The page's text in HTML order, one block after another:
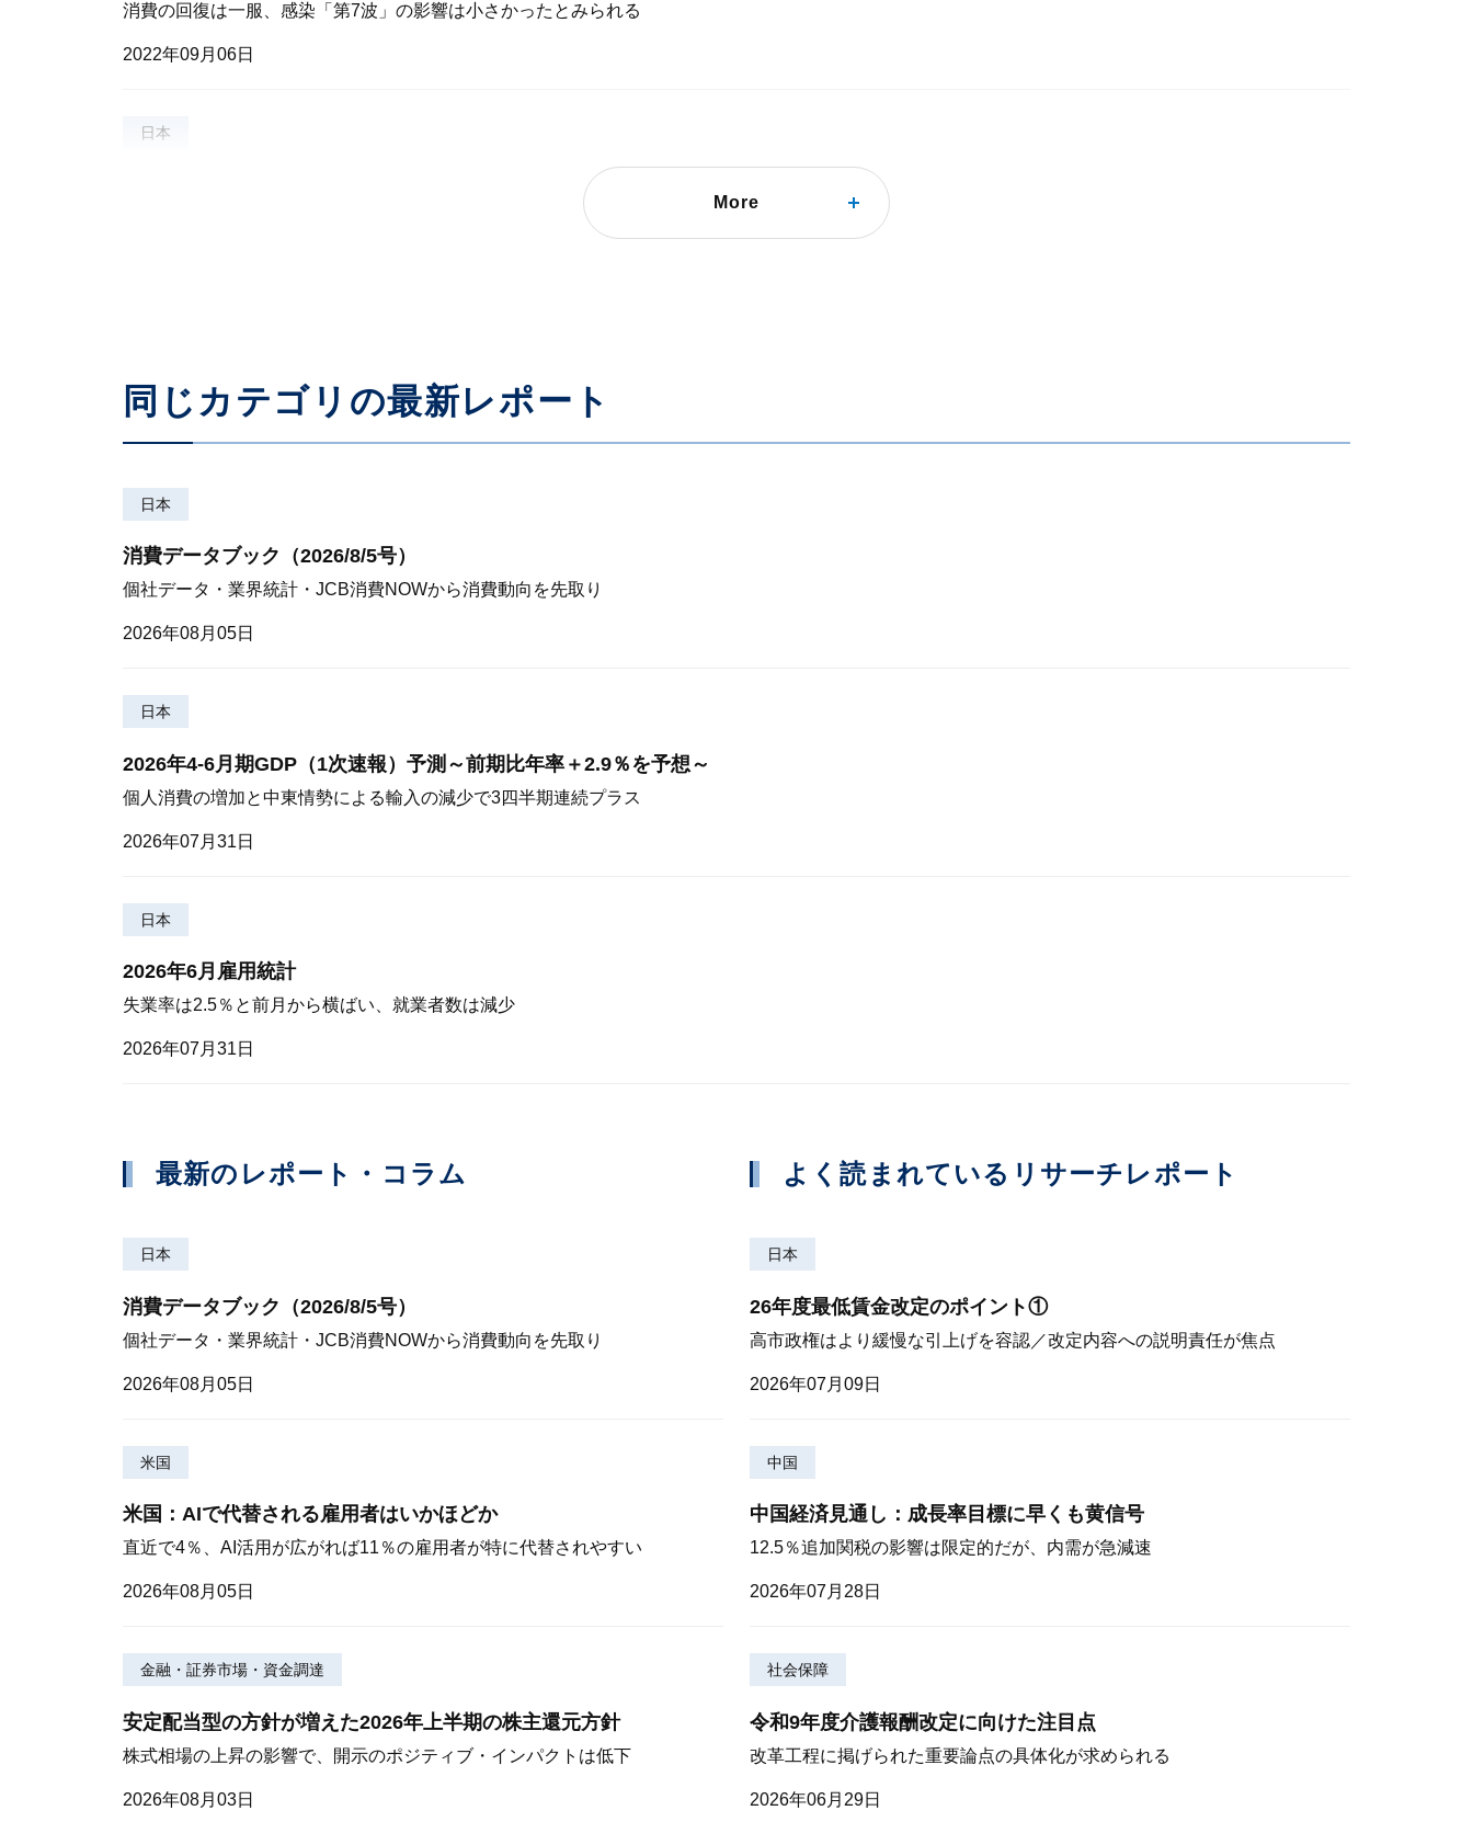
消費の回復は一服、感染「第7波」の影響は小さかったとみられる
2022年09月06日
日本
個社データ・業界統計・JCB消費NOWから足元の消費動向を先取り
More
同じカテゴリの最新レポート
日本
消費データブック（2026/8/5号）
個社データ・業界統計・JCB消費NOWから消費動向を先取り
2026年08月05日
日本
2026年4-6月期GDP（1次速報）予測～前期比年率＋2.9％を予想～
個人消費の増加と中東情勢による輸入の減少で3四半期連続プラス
2026年07月31日
日本
2026年6月雇用統計
失業率は2.5％と前月から横ばい、就業者数は減少
2026年07月31日
最新のレポート・コラム
日本
消費データブック（2026/8/5号）
個社データ・業界統計・JCB消費NOWから消費動向を先取り
2026年08月05日
米国
米国：AIで代替される雇用者はいかほどか
直近で4％、AI活用が広がれば11％の雇用者が特に代替されやすい
2026年08月05日
金融・証券市場・資金調達
安定配当型の方針が増えた2026年上半期の株主還元方針
株式相場の上昇の影響で、開示のポジティブ・インパクトは低下
2026年08月03日
よく読まれているリサーチレポート
日本
26年度最低賃金改定のポイント①
高市政権はより緩慢な引上げを容認／改定内容への説明責任が焦点
2026年07月09日
中国
中国経済見通し：成長率目標に早くも黄信号
12.5％追加関税の影響は限定的だが、内需が急減速
2026年07月28日
社会保障
令和9年度介護報酬改定に向けた注目点
改革工程に掲げられた重要論点の具体化が求められる
2026年06月29日